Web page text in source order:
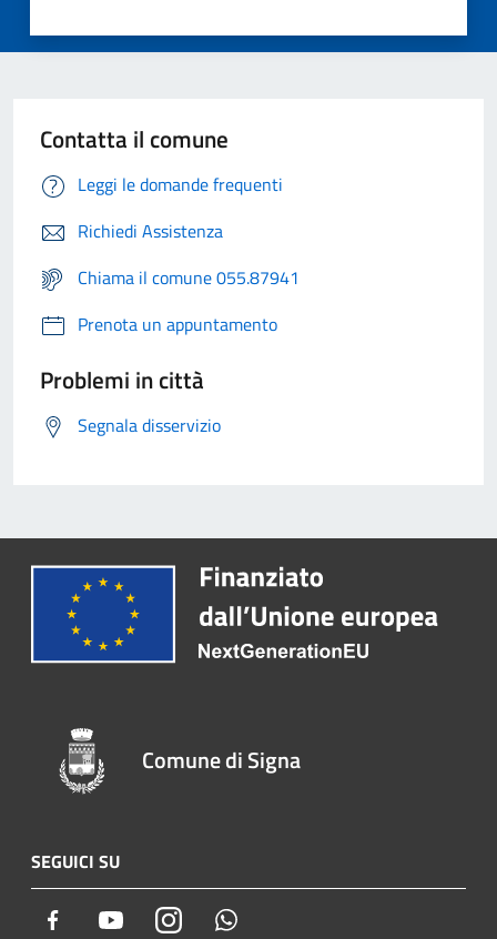
Contatta il comune
Leggi le domande frequenti
Richiedi Assistenza
Chiama il comune 055.87941
Prenota un appuntamento
Problemi in città
Segnala disservizio
Comune di Signa
SEGUICI SU
Facebook YoutubeInstagram